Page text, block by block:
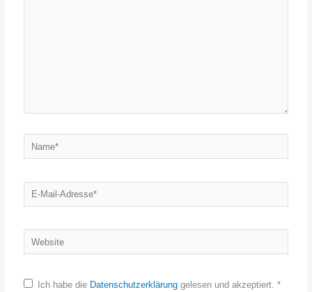
Name*
E-
Mail-
Website
Ich habe die Datenschutzerklärunggelesen und akzeptiert. *